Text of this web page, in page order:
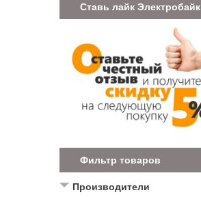
Ставь лайк Электробайк
Фильтр товаров
Производители